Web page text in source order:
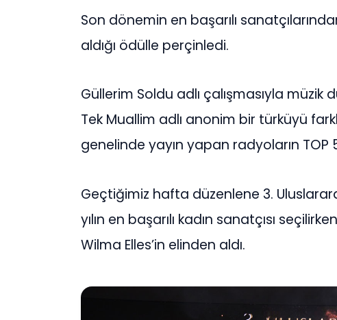
Son dönemin en başarılı
aldığı ödülle perçinledi.
Güllerim Soldu adlı çalışmasıyla müzik
Tek Muallim adlı anonim bir türküyü
genelinde yayın yapan radyoların
Geçtiğimiz hafta düzenlene 3.
yılın en başarılı kadın sanatçısı
Wilma Elles’in elinden aldı.